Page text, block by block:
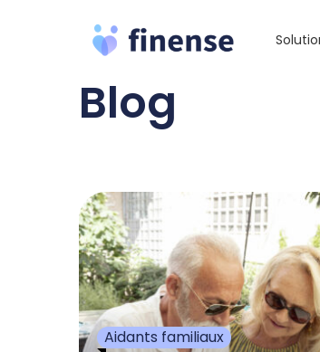
Blog
Aidants familiaux